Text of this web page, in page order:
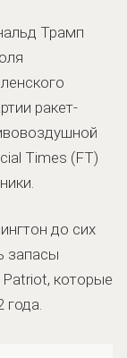
Трамп
ракет-
Times (FT)
до сих
запасы
которые